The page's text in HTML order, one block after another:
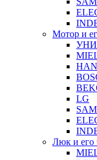
Мотор и
LG
Люк и его